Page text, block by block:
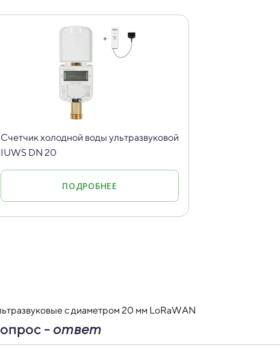
Счетчик холодной воды ультразвуковой
IUWS DN 20
ПОДРОБНЕЕ
с диаметром 20 мм LoRaWAN
-ответ